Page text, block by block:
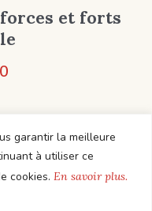
garantir la meilleure
à utiliser ce
cookies. En savoir plus.
forces et forts